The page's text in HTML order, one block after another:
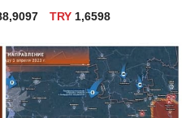
TRY1,6598